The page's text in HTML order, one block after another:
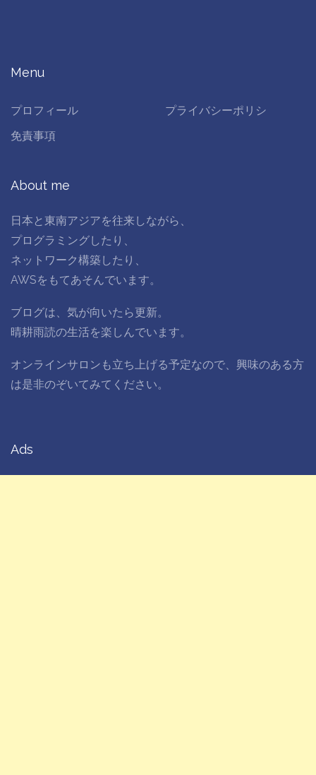
Menu
プロフィール
プライバシーポリシ
免責事項
About me
日本と東南アジアを往来しながら、
プログラミングしたり、
ネットワーク構築したり、
AWSをもてあそんでいます。
ブログは、気が向いたら更新。
晴耕雨読の生活を楽しんでいます。
オンラインサロンも立ち上げる予定なので、興味のある方
は是非のぞいてみてください。
Ads